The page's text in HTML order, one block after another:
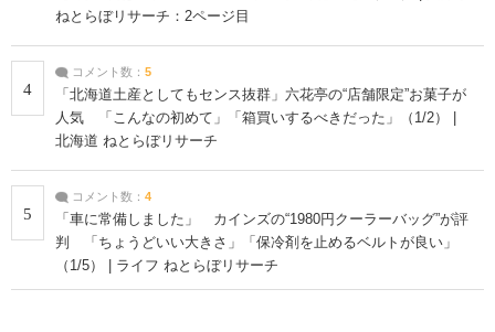
ねとらぼリサーチ：2ページ目
4
コメント数： 5
「北海道土産としてもセンス抜群」六花亭の“店舗限定”お菓子が
人気 「こんなの初めて」「箱買いするべきだった」（1/2） |
北海道 ねとらぼリサーチ
5
コメント数： 4
「車に常備しました」 カインズの“1980円クーラーバッグ”が評
判 「ちょうどいい大きさ」「保冷剤を止めるベルトが良い」
（1/5） | ライフ ねとらぼリサーチ